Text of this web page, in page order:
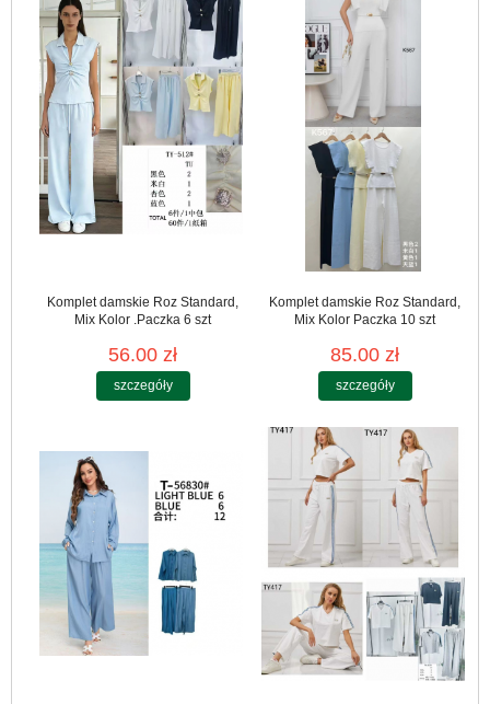
Komplet damskie Roz Standard,
Mix Kolor .Paczka 6 szt
56.00 zł
szczegóły
Komplet damskie Roz Standard,
Mix Kolor Paczka 10 szt
85.00 zł
szczegóły